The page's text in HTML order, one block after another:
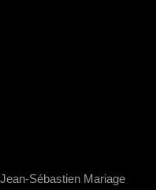
Sébastien Mariage